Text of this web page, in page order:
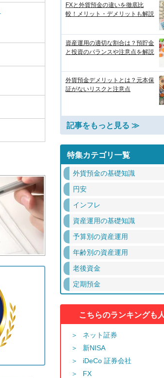
FXと外貨預金の違いを徹底比
較！メリット・デメリットも解説
資産運用の適切な割合は？預貯金
と投資のバランスや注意点を解説
外貨預金デメリットとは？元本保
証がないリスクと注意点
記事をもっと見る ≫
特集カテゴリ一覧
外貨預金の基礎知識
円安
インフレ
資産運用の基礎知識
予算別の資産運用
年齢別の資産運用
老後資金
定期預金
こちらのランキングも
ネット証券
新NISA
iDeCo 証券会社
FX